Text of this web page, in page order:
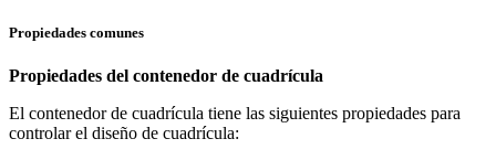
Propiedades comunes
Propiedades del contenedor de cuadrícula
El contenedor de cuadrícula tiene las siguientes propiedades para
controlar el diseño de cuadrícula: